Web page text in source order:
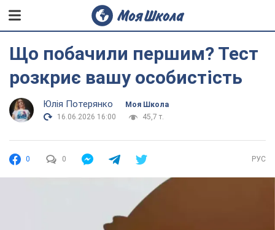
Що побачили першим? Тест
розкриє вашу особистість
Юлія Потерянко
Моя Школа
16.06.2026 16:00
45,7 т.
0 0 РУС